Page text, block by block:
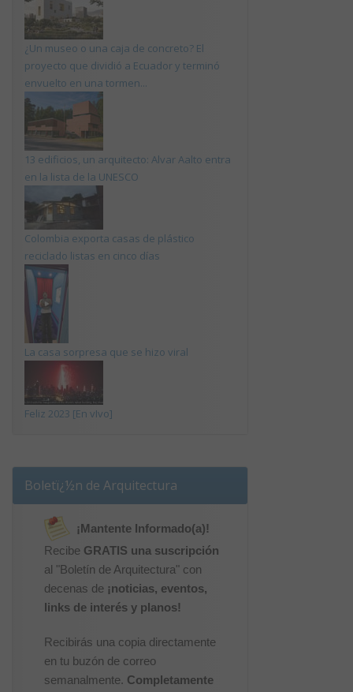
¿Un museo o una caja de concreto? El
proyecto que dividió a Ecuador y terminó
envuelto en una tormen...
13 edificios, un arquitecto: Alvar Aalto entra
en la lista de la UNESCO
Colombia exporta casas de plástico
reciclado listas en cinco días
La casa sorpresa que se hizo viral
Feliz 2023 [En vIvo]
Boletï¿½n de Arquitectura
¡Mantente Informado(a)!
Recibe GRATIS una suscripción
al "Boletín de Arquitectura" con
decenas de ¡noticias, eventos,
links de interés y planos!
Recibirás una copia directamente
en tu buzón de correo
semanalmente. Completamente